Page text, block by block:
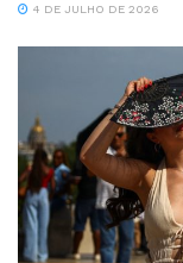
4 DE JULHO DE 2026